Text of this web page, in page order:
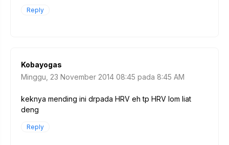
Reply
Kobayogas
Minggu, 23 November 2014 08:45 pada 8:45 AM
keknya mending ini drpada HRV eh tp HRV lom liat
deng
Reply